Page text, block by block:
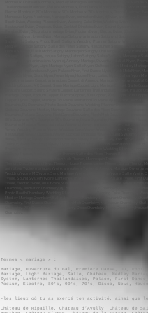
Termes « mariage » :
Mariage, Ouverture du Bal, Première Danse, DJ, Photo
Mariage, Light Mariage, Salle, Château, Medley
System, Lanternes Thaïlandaises, Palace, First
Podium, Electro, 80’s, 90’s, 70’s, Disco, News,
-les lieux où tu as exercé ton activité, ainsi que
Château de Ripaille, Château d’Avully, Château de